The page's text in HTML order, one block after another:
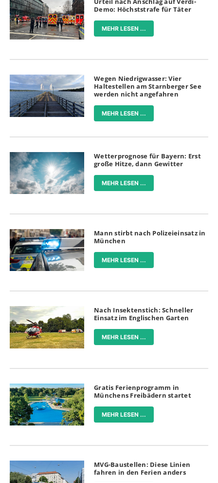
Demo: Höchststrafe für Täter
MEHR LESEN ...
Wegen Niedrigwasser: Vier
Haltestellen am Starnberger See
werden nicht angefahren
MEHR LESEN ...
Wetterprognose für Bayern: Erst
große Hitze, dann Gewitter
MEHR LESEN ...
Mann stirbt nach Polizeieinsatz in
München
MEHR LESEN ...
Nach Insektenstich: Schneller
Einsatz im Englischen Garten
MEHR LESEN ...
Gratis Ferienprogramm in
Münchens Freibädern startet
MEHR LESEN ...
MVG-Baustellen: Diese Linien
fahren in den Ferien anders